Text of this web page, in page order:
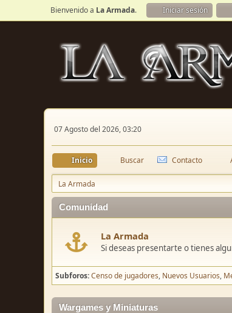
Bienvenido a La Armada. Iniciar sesión
07 Agosto del 2026, 03:20
Inicio Buscar Contacto
La Armada
Comunidad
La Armada
Si deseas presentarte o tienes
Subforos Censo de jugadores Nuevos Usuarios
Wargames y Miniaturas